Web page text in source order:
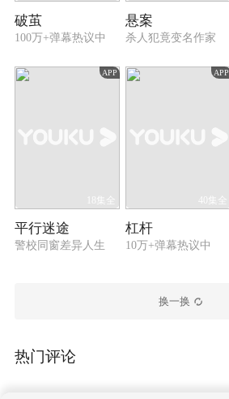
破茧
100万+弹幕热议中
悬案
杀人犯竟变名作家
APP
18集全
平行迷途
警校同窗差异人生
APP
40集全
杠杆
10万+弹幕热议中
换一换
热门评论